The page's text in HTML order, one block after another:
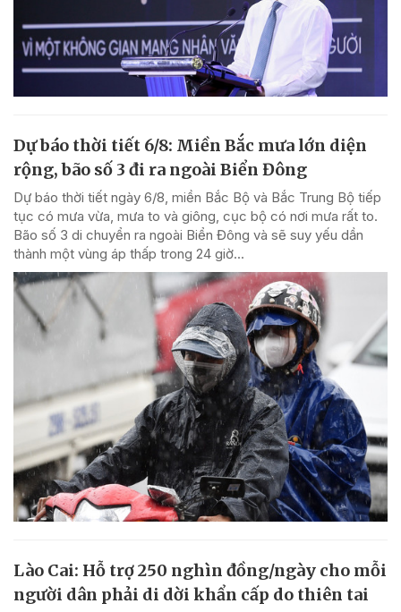
Dự báo thời tiết 6/8: Miền Bắc mưa lớn diện
rộng, bão số 3 đi ra ngoài Biển Đông
Dự báo thời tiết ngày 6/8, miền Bắc Bộ và Bắc Trung Bộ tiếp
tục có mưa vừa, mưa to và giông, cục bộ có nơi mưa rất to.
Bão số 3 di chuyển ra ngoài Biển Đông và sẽ suy yếu dần
thành một vùng áp thấp trong 24 giờ...
Lào Cai: Hỗ trợ 250 nghìn đồng/ngày cho mỗi
người dân phải di dời khẩn cấp do thiên tai